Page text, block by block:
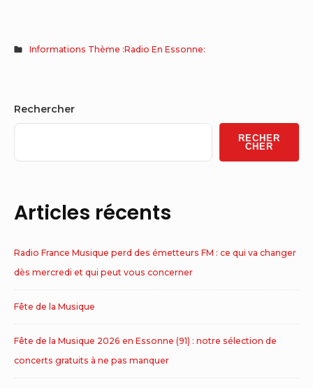
Informations Thème :Radio En Essonne:
Sidebar
Widget
Area
Rechercher
RECHER
CHER
Articles récents
Radio France Musique perd des émetteurs FM : ce qui va changer
dès mercredi et qui peut vous concerner
Fête de la Musique
Fête de la Musique 2026 en Essonne (91) : notre sélection de
concerts gratuits à ne pas manquer